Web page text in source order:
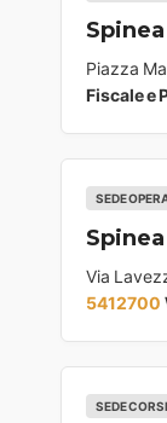
Spinea
Piazza
Fiscale e
SEDE
Spinea
Via
5412700
SEDE CORSI